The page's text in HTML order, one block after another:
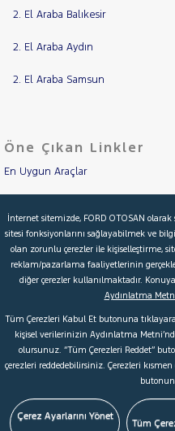
2. El Araba Balıkesir
2. El Araba Aydın
2. El Araba Samsun
Öne Çıkan Linkler
En Uygun Araçlar
İkinci El Garanti
Kampanyalar
Kredi Hesaplama & Başvuru
© 2026 Ford Türkiye Ford
Şartlar & Kişisel Verilerin
Çerez Tercihleri
İnternet sitemizde, FORD OTOSAN
sitesi fonksiyonlarını sağlayabilmek ve
olan zorunlu çerezler ile kişiselleştirme,
reklam/pazarlama faaliyetlerinin
diğer çerezler kullanılmaktadır.
Aydınlatma
Tüm Çerezleri Kabul Et butonuna
kişisel verilerinizin Aydınlatma
olursunuz. “Tüm Çerezleri Reddet”
çerezleri reddedebilirsiniz. Çerezleri kısmen
Çerez Ayarlarını Yönet
Tüm